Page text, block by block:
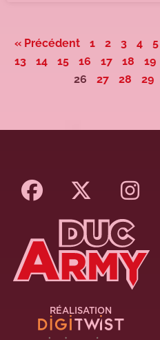
« Précédent 1 2 3 4 5
13
14 15 16 17 18 19
26
27 28 29
RÉALISATION